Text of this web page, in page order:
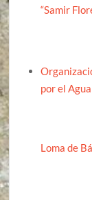
“Samir
por el
Loma de